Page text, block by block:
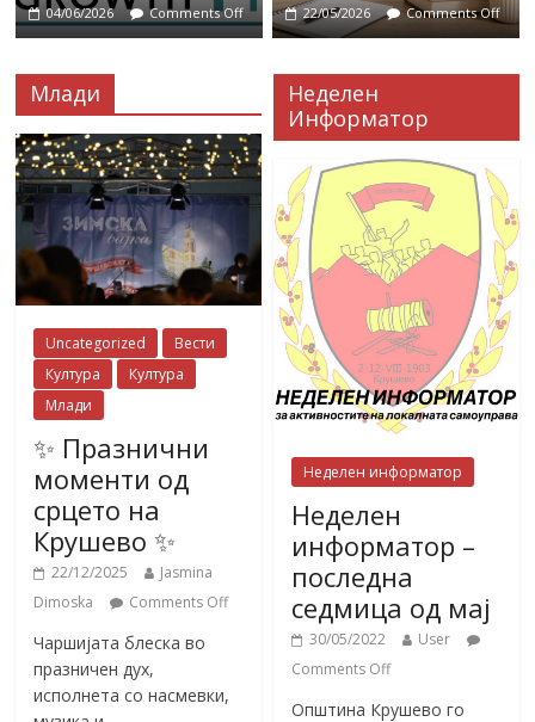
04/06/2026 Comments Off 22/05/2026 Comments Off
Млади
Uncategorized
Вести
Култура
Култура
Млади
✨ Празнични
моменти од
срцето на
Крушево ✨
22/12/2025
Jasmina
Dimoska
Comments Off
Чаршијата блеска во
празничен дух,
исполнета со насмевки,
Неделен
Информатор
Неделен информатор
Неделен
информатор –
последна
седмица од мај
30/05/2022
User
Comments Off
Општина Крушево го